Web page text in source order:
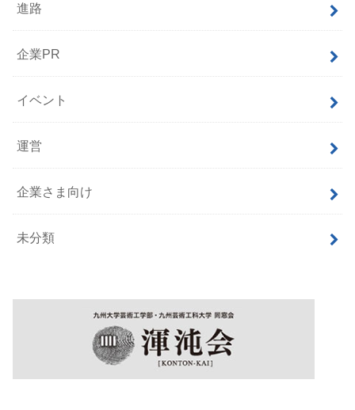
進路
企業PR
イベント
運営
企業さま向け
未分類